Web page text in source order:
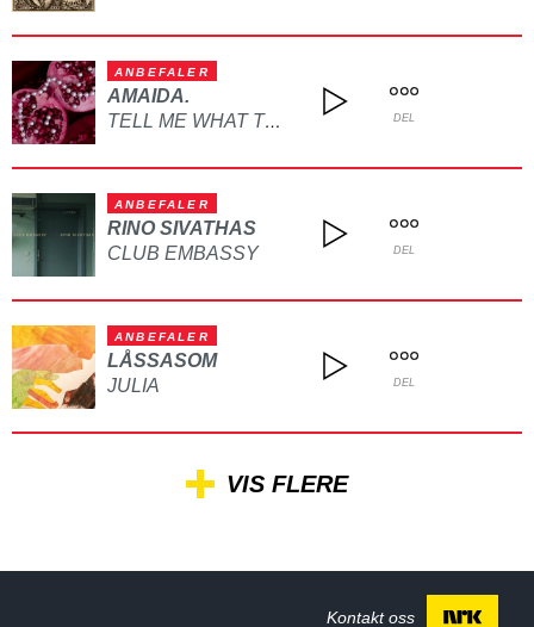
ANBEFALER
AMAIDA.
TELL ME WHAT TO DO DEL
ANBEFALER
RINO SIVATHAS
CLUB EMBASSY
DEL
ANBEFALER
LÅSSASOM
JULIA
DEL
VIS FLERE
Kontakt oss